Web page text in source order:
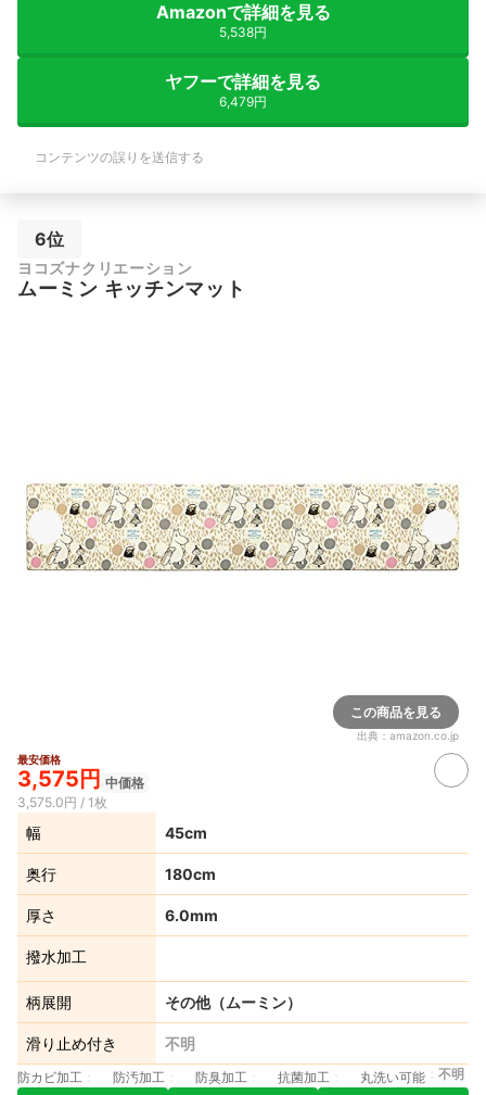
Amazonで詳細を見る
5,538円
ヤフーで詳細を見る
6,479円
コンテンツの誤りを送信する
6位
ヨコズナクリエーション
ムーミン キッチンマット
この商品を見る
出典： amazon.co.jp
最安価格
3,575円 中価格
3,575.0円 / 1枚
幅 45cm
奥行 180cm
厚さ 6.0mm
撥水加工
柄展開 その他（ムーミン）
滑り止め付き 不明
防カビ加工 防汚加工 防臭加工 抗菌加工 丸洗い可能 不明